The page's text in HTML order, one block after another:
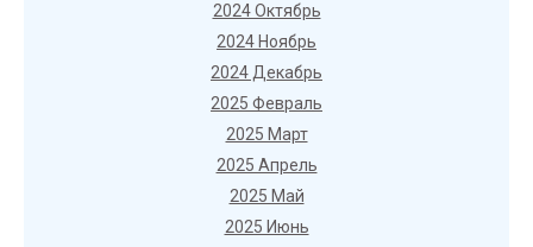
2024 Октябрь
2024 Ноябрь
2024 Декабрь
2025 Февраль
2025 Март
2025 Апрель
2025 Май
2025 Июнь